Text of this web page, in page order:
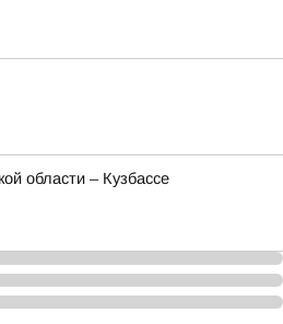
области – Кузбассе